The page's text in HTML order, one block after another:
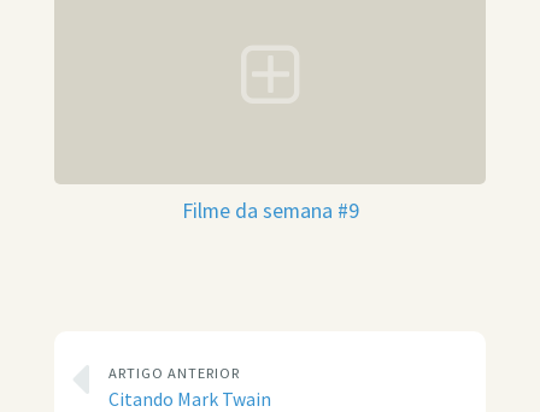
Filme da semana #9
ARTIGO ANTERIOR
Citando Mark Twain